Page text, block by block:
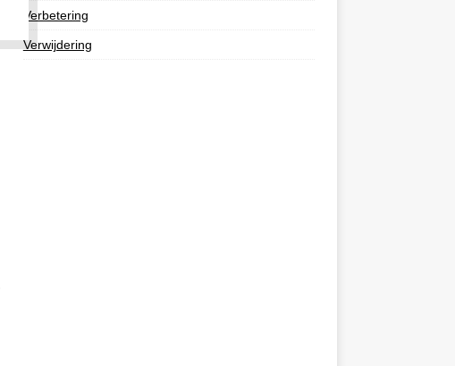
Verbetering
Verwijdering